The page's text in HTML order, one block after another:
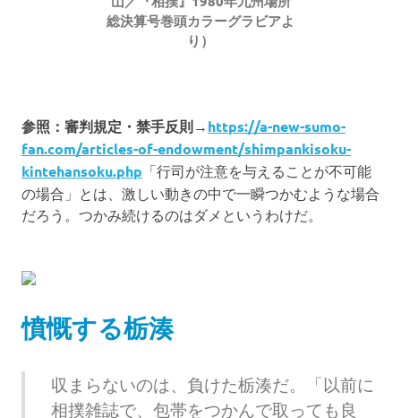
総決算号巻頭カラーグラビアよ
り）
参照：審判規定・禁手反則→https://a-new-sumo-
fan.com/articles-of-endowment/shimpankisoku-
kintehansoku.php 「行司が注意を与えることが不可能
の場合」とは、激しい動きの中で一瞬つかむような場合
だろう。つかみ続けるのはダメというわけだ。
憤慨する栃湊
収まらないのは、負けた栃湊だ。「以前に
相撲雑誌で、包帯をつかんで取っても良